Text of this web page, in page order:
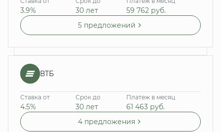
3.9% 30 лет 59 762 руб.
5 предложений
ВТБ
Ставка от
4.5%
Срок до
30 лет
Платеж в месяц
61 463 руб.
4 предложения